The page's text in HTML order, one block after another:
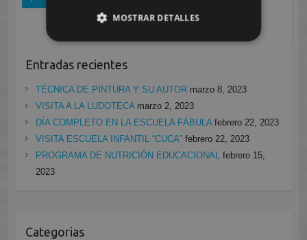
Entradas recientes
TÉCNICA DE PINTURA Y SU AUTOR marzo 8, 2023
VISITA A LA LUDOTECA marzo 2, 2023
DÍA COMPLETO EN LA ESCUELA FÁBULA febrero 22, 2023
VISITA ESCUELA INFANTIL “CUCA” febrero 22, 2023
PROGRAMA DE NUTRICIÓN EDUCACIONAL febrero 15,
2023
Categorias
MOSTRAR DETALLES